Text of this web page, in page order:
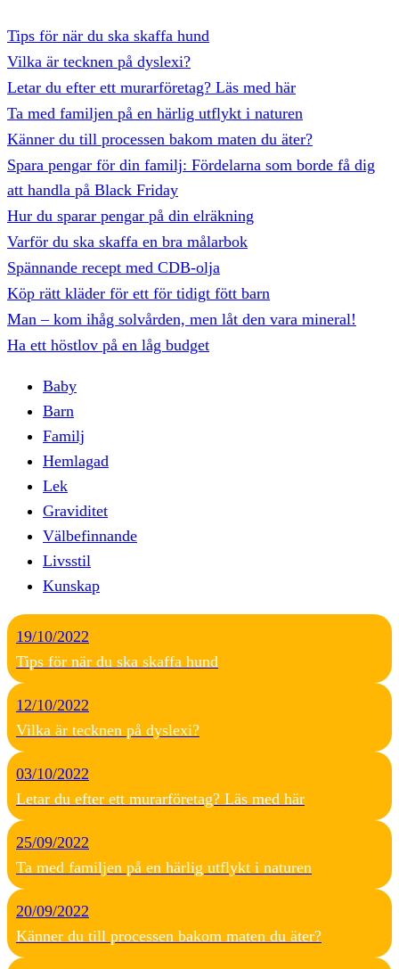
Tips för när du ska skaffa hund
Vilka är tecknen på dyslexi?
Letar du efter ett murarföretag? Läs med här
Ta med familjen på en härlig utflykt i naturen
Känner du till processen bakom maten du äter?
Spara pengar för din familj: Fördelarna som borde få dig
att handla på Black Friday
Hur du sparar pengar på din elräkning
Varför du ska skaffa en bra målarbok
Spännande recept med CDB-olja
Köp rätt kläder för ett för tidigt fött barn
Man – kom ihåg solvården, men låt den vara mineral!
Ha ett höstlov på en låg budget
Baby
Barn
Familj
Hemlagad
Lek
Graviditet
Välbefinnande
Livsstil
Kunskap
19/10/2022
Tips för när du ska skaffa hund
12/10/2022
Vilka är tecknen på dyslexi?
03/10/2022
Letar du efter ett murarföretag? Läs med här
25/09/2022
Ta med familjen på en härlig utflykt i naturen
20/09/2022
Känner du till processen bakom maten du äter?